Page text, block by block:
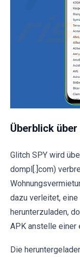
Überblick
Glitch SPY wird
dompl[.]com)
dazu verleitet,
herunterzuladen,
APK anstelle einer
Die